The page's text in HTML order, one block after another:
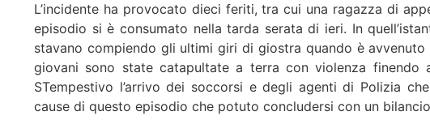
L’incidente ha provocato dieci feriti, tra cui una ragazza di
episodio si è consumato nella tarda serata di ieri. In
stavano compiendo gli ultimi giri di giostra quando è
giovani sono state catapultate a terra con violenza finendo
STempestivo l’arrivo dei soccorsi e degli agenti di Polizia
cause di questo episodio che potuto concludersi con un